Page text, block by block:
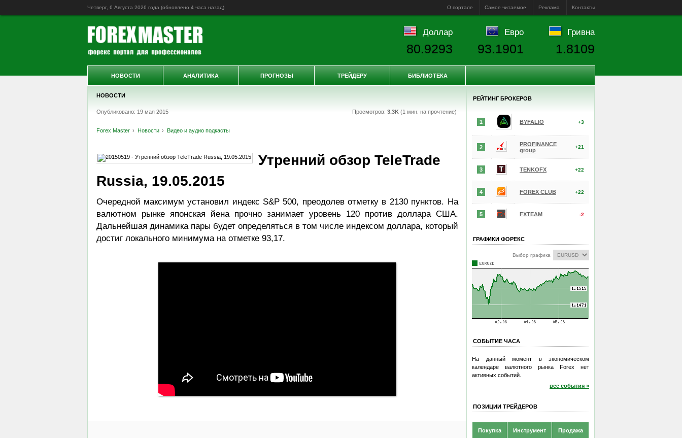
Четверг, 6 Августа 2026 года (обновлено 4 часа назад) О портале Самое читаемое Реклама Контакты
НОВОСТИ
Опубликовано: 19 мая 2015 Просмотров: 3.3K(1 мин. на прочтение)
Forex Master Новости Видео и аудио подкасты
Утренний обзор TeleTrade
Russia, 19.05.2015
Очередной максимум установил индекс S&P 500, преодолев отметку в 2130 пунктов. На
валютном рынке японская йена прочно занимает уровень 120 против доллара США.
Дальнейшая динамика пары будет определяться в том числе индексом доллара, который
достиг локального минимума на отметке 93,17.
РЕЙТИНГ БРОКЕРОВ
1 BYFALIO +3
2
PROFINANCE
group
+21
3 TENKOFX +22
4 FOREX CLUB +22
5 FXTEAM -2
ГРАФИКИ ФОРЕКС
Выбор графика
СОБЫТИЕ ЧАСА
На данный момент в экономическом
календаре валютного рынка Forex нет
активных событий.
все события »
ПОЗИЦИИ ТРЕЙДЕРОВ
Покупка Инструмент Продажа
Доллар
80.9293
Евро
93.1901
Гривна
1.8109
НОВОСТИ АНАЛИТИКА ПРОГНОЗЫ ТРЕЙДЕРУ БИБЛИОТЕКА